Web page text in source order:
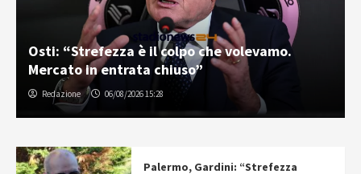
Osti: “Strefezza è il colpo che volevamo.
Mercato in entrata chiuso”
Redazione 06/08/2026 15:28
Palermo, Gardini: “Strefezza